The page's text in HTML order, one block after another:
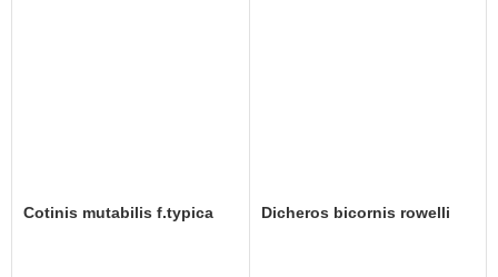
Cotinis mutabilis f.typica Dicheros bicornis rowelli